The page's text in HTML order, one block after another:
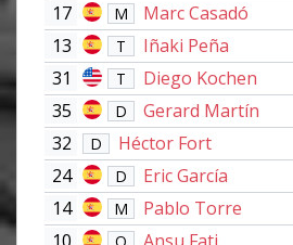
17 M Marc Casadó
13 T
Iñaki Peña
31
T
Diego Kochen
35
D
Gerard Martín
32
D
Héctor Fort
24
D Eric García
14 M
Pablo Torre
O